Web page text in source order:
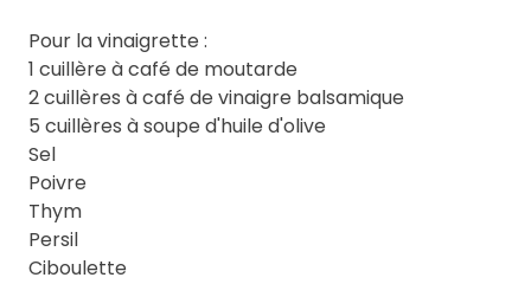
Pour la vinaigrette :
1 cuillère à café de moutarde
2 cuillères à café de vinaigre balsamique
5 cuillères à soupe d'huile d'olive
Sel
Poivre
Thym
Persil
Ciboulette